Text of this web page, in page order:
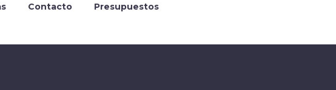
Contacto Presupuestos